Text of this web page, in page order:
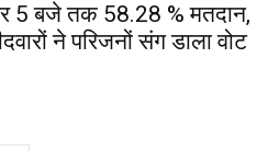
5 बजे तक 58.28 % मतदान,
ने परिजनों संग डाला वोट